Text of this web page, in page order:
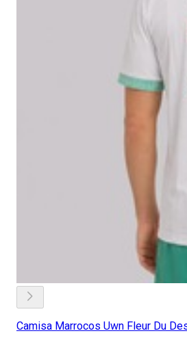
Camisa Marrocos Uwn Fleur Du